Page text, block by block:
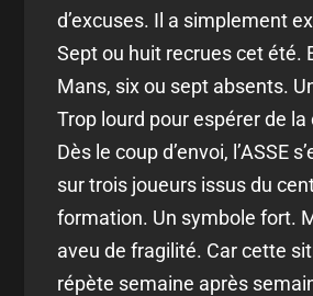
d’excuses. Il a simplement
Sept ou huit recrues cet été.
Mans, six ou sept absents.
Trop lourd pour espérer de
Dès le coup d’envoi, l’ASSE
sur trois joueurs issus du
formation. Un symbole fort.
aveu de fragilité. Car cette
répète semaine après